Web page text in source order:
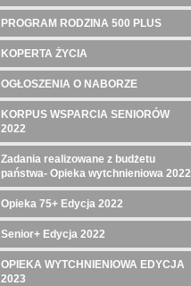
PROGRAM RODZINA 500 PLUS
KOPERTA ŻYCIA
OGŁOSZENIA O NABORZE
KORPUS WSPARCIA SENIORÓW
2022
Zadania realizowane z budżetu
państwa- Opieka wytchnieniowa 2022
Opieka 75+ Edycja 2022
Senior+ Edycja 2022
OPIEKA WYTCHNIENIOWA EDYCJA
2023